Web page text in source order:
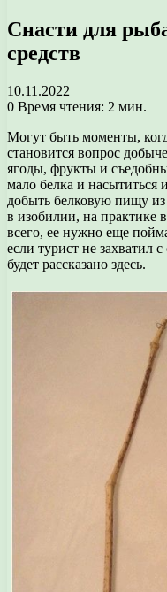
Снасти для
средств
10.11.2022
0 Время чтения: 2 мин.
Могут быть моменты,
становится вопрос
ягоды, фрукты и
мало белка и
добыть белковую пищу
в изобилии, на практике
всего, ее нужно еще
если турист не захватил
будет рассказано здесь.